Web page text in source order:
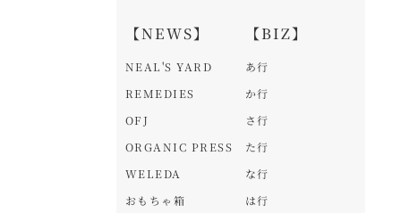
【NEWS】
NEAL'S YARD
REMEDIES
OFJ
ORGANIC PRESS
WELEDA
おもちゃ箱
【BIZ】
あ行
か行
さ行
た行
な行
は行